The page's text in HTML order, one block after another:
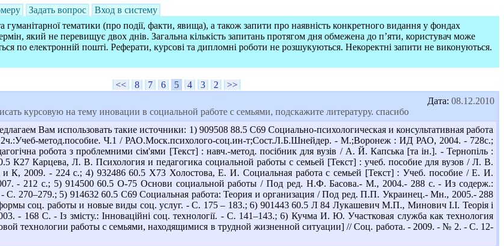
Задать вопрос
Вход в систему
гуманітарної тематики (про події, факти, явища), а також запити про наявність конкретного видання у фондах
який не перевищує двох днів. Загальна кількість запитань протягом дня обмежена до п’яти, користувач може
по електронній пошті. Реферати, курсові та дипломні роботи не розшукуються. Некоректні запити не виконуються.
<< 8 7 6 5 4 3 2
>>
Дата: 08.12.2010
курсовую на тему иновации в социальной работе с семьями, подскажите литературу. спасибо
Вам использовать такие источники: 1) 909508 88.5 С69 Социально-психологическая и консультативная работа
2ч.:Учеб-метод.пособие. Ч.1 / РАО.Моск.психолого-соц.ин-т;Сост.Л.Б.Шнейдер. - М.;Воронеж : ИД РАО, 2004. - 728с.;
робота з проблемними сім'ями [Текст] : навч.-метод. посібник для вузів / А. Й. Капська [та ін.]. - Тернопіль :
К27 Карцева, Л. В. Психология и педагогика социальной работы с семьей [Текст] : учеб. пособие для вузов / Л. В.
К, 2009. - 224 с.; 4) 932486 60.5 Х73 Холостова, Е. И. Социальная работа с семьей [Текст] : Учеб. пособие / Е. И.
- 212 с.; 5) 914500 60.5 О-75 Основи социальной работы / Под ред. Н.Ф. Басова.- М., 2004.- 288 с. - Из содерж.:
С. 270–279.; 5) 914632 60.5 С69 Социальная работа: Теория и организация / Под ред. П.П. Украинец.- Мн., 2005.- 288
соц. работы и новые виды соц. услуг. - С. 175 – 183.; 6) 901443 60.5 Л 84 Лукашевич М.П., Минович І.І. Теорія і
- 168 С. - Із змісту.: Інноваційні соц. технології. - С. 141–143.; 6) Кучма И. Ю. Участковая служба как технология
технологии работы с семьями, находящимися в трудной жизненной ситуации] // Соц. работа. - 2009. - № 2. - С. 12-